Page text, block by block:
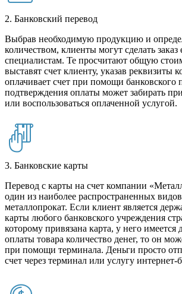
2. Банковский перевод
Выбрав необходимую продукцию и
количеством, клиенты могут сделать
специалистам. Те просчитают общую
выставят счет клиенту, указав реквизиты
оплачивает счет при помощи банковского
подтверждения оплаты может забирать
или воспользоваться оплаченной услугой.
3. Банковские карты
Перевод с карты на счет компании
один из наиболее распространенных
металлопрокат. Если клиент является
карты любого банковского учреждения
которому привязана карта, у него имеется
оплаты товара количество денег, то он
при помощи терминала. Деньги просто
счет через терминал или услугу интернет-